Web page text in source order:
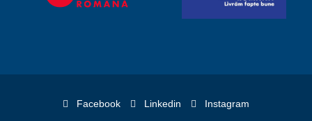
Facebook Linkedin Instagram